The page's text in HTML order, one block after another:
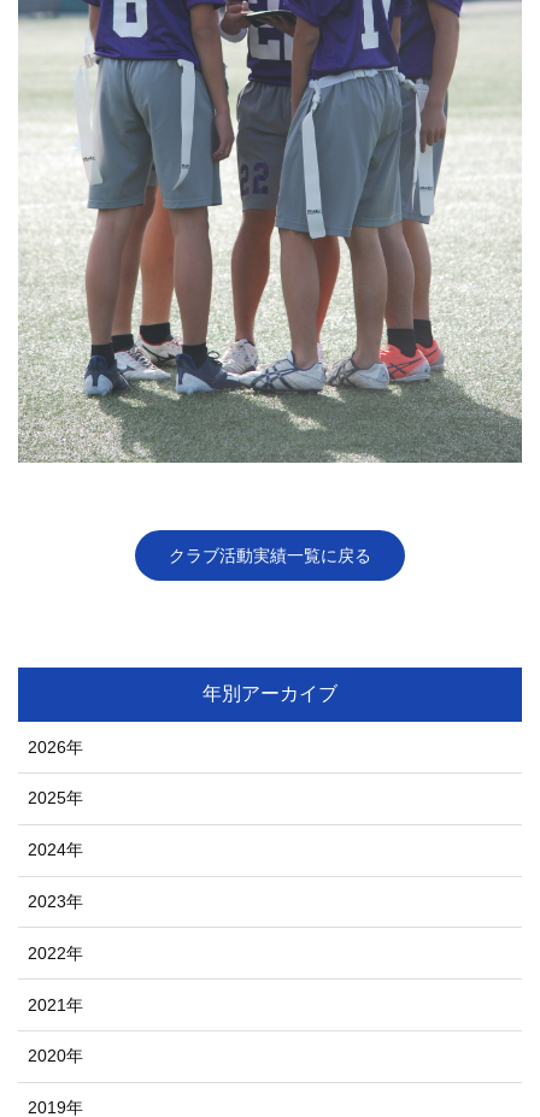
クラブ活動実績一覧に戻る
年別アーカイブ
2026年
2025年
2024年
2023年
2022年
2021年
2020年
2019年